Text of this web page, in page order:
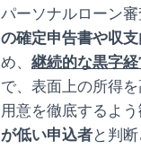
パーソナルローン審
の確定申告書や収
め、 継続的な黒字
で、表面上の所得
用意を徹底するよ
が低い申込者と判